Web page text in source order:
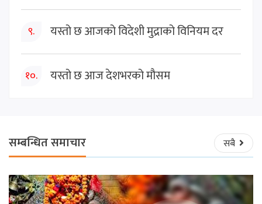
९. यस्तो छ आजको विदेशी मुद्राको विनियम दर
१०. यस्तो छ आज देशभरको मौसम
सम्बन्धित समाचार सबै